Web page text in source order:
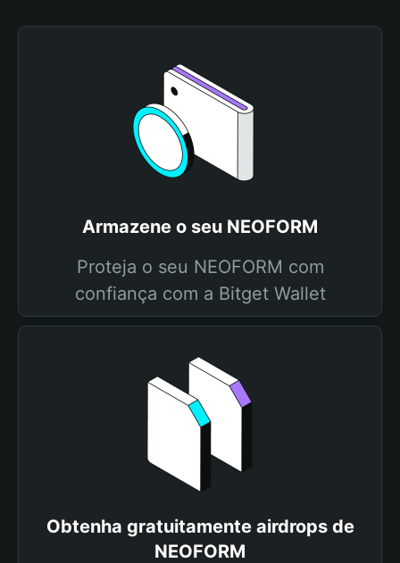
Armazene o seu NEOFORM
Proteja o seu NEOFORM com
confiança com a Bitget Wallet
Obtenha gratuitamente airdrops de
NEOFORM